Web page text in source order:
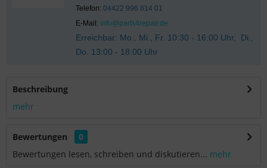
Telefon: 04422 996 814 01
E-Mail: info@parts4repair.de
Erreichbar: Mo., Mi., Fr. 10:30 - 16:00 Uhr, Di.,
Do. 13:00 - 18:00 Uhr
Beschreibung
mehr
Bewertungen
0
Bewertungen lesen, schreiben und diskutieren... mehr